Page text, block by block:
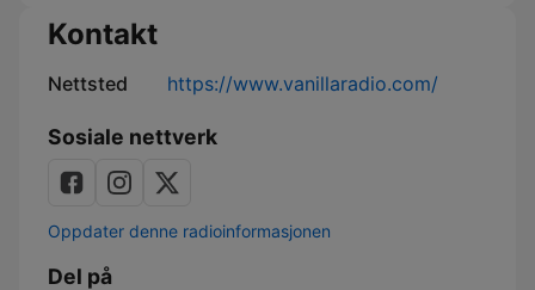
Kontakt
Nettsted https://www.vanillaradio.com/
Sosiale nettverk
Oppdater denne radioinformasjonen
Del på